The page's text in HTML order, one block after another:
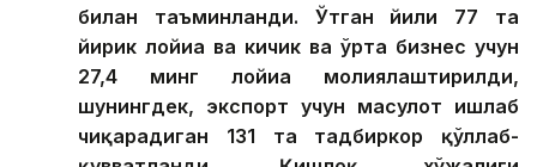
билан таъминланди. Ўтган йили 77 та
йирик лойиҳа ва кичик ва ўрта бизнес учун
27,4 минг лойиҳа молиялаштирилди,
шунингдек, экспорт учун маҳсулот ишлаб
чиқарадиган 131 та тадбиркор қўллаб-